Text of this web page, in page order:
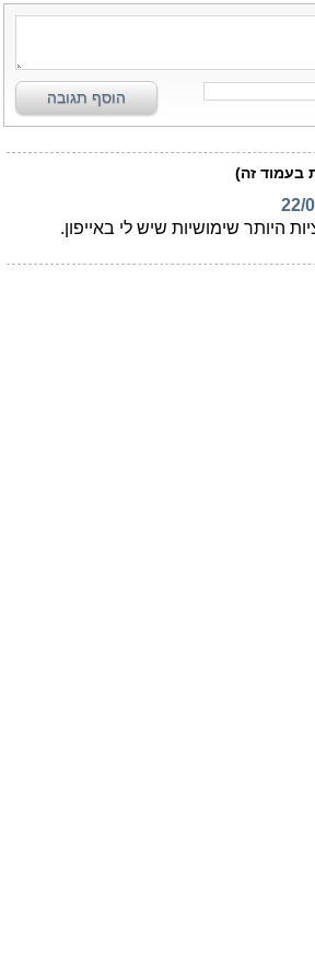
הוסף תגובה
בעמוד זה)
22/
היותר שימושיות שיש לי באייפון.